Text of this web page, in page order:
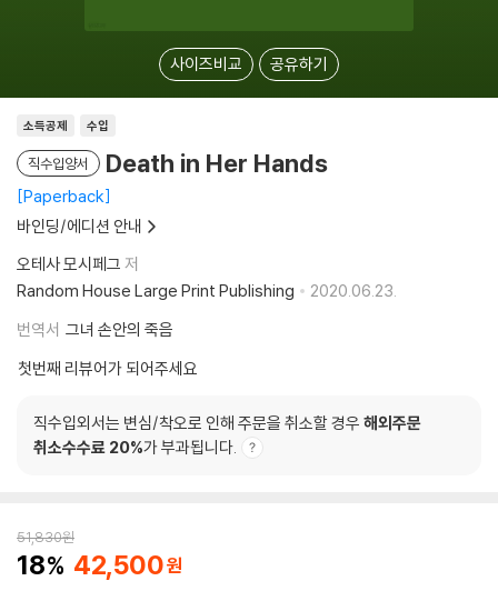
사이즈비교 공유하기
소득공제 수입
직수입양서 Death in Her Hands
Paperback
바인딩/에디션 안내
오테사 모시페그 저
Random House Large Print Publishing
2020.06.23.
번역서 그녀 손안의 죽음
첫번째 리뷰어가 되어주세요
직수입외서는 변심/착오로 인해 주문을 취소할 경우 해외주문
취소수수료 20%가 부과됩니다.
51,830원
18 42,500